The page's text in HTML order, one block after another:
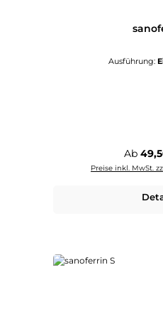
Ausführung:
Ab
Preise inkl. MwSt.